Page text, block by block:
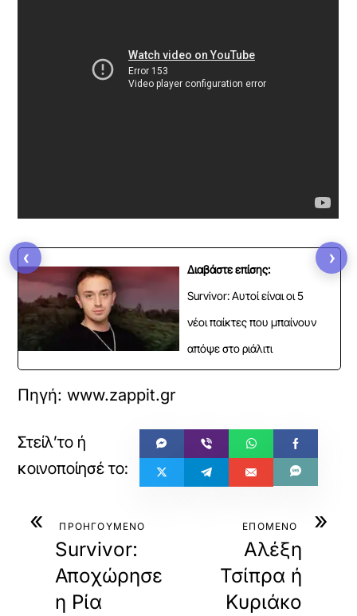
Διαβάστε επίσης:
Survivor: Αυτοί είναι οι 5
νέοι παίκτες που μπαίνουν
απόψε στο ριάλιτι
Πηγή:www.zappit.gr
« ΠΡΟΗΓΟΥΜΕΝΟ
Survivor:
Αποχώρησε
η Ρία
»
ΕΠΟΜΕΝΟ
Αλέξη
Τσίπρα ή
Κυριάκο
‹ ›